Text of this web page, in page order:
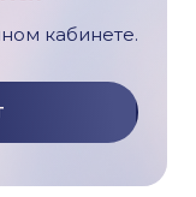
кабинете.